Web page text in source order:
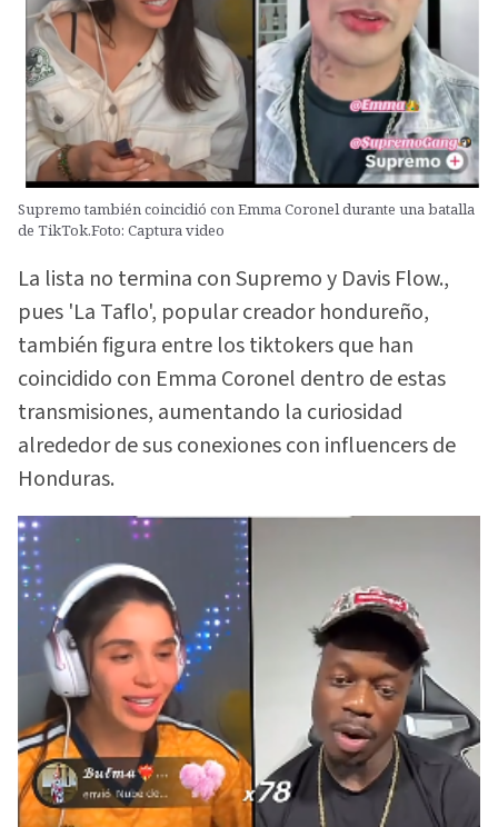
Supremo también coincidió con Emma Coronel durante una batalla
de TikTok.Foto: Captura video
La lista no termina con Supremo y Davis Flow.,
pues 'La Taflo', popular creador hondureño,
también figura entre los tiktokers que han
coincidido con Emma Coronel dentro de estas
transmisiones, aumentando la curiosidad
alrededor de sus conexiones con influencers de
Honduras.